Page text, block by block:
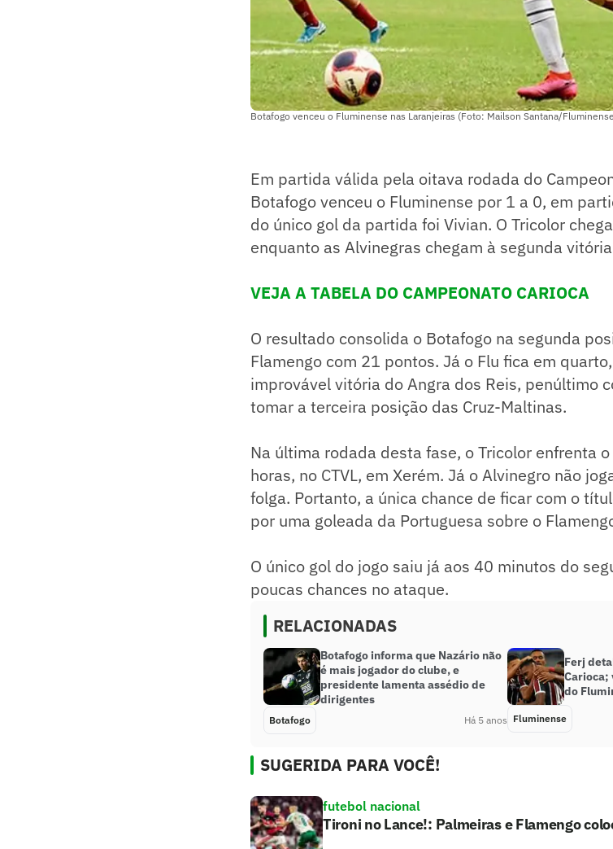
Botafogo venceu o Fluminense nas Laranjeiras (Foto: Mailson Santana/
Em partida válida pela oitava rodada do
Botafogo venceu o Fluminense por 1 a 0, em
do único gol da partida foi Vivian. O Tricolor
enquanto as Alvinegras chegam à segunda
VEJA A TABELA DO CAMPEONATO CARIOCA
O resultado consolida o Botafogo na segunda
Flamengo com 21 pontos. Já o Flu fica em
improvável vitória do Angra dos Reis, penúltimo
tomar a terceira posição das Cruz-Maltinas.
Na última rodada desta fase, o Tricolor enfrenta
horas, no CTVL, em Xerém. Já o Alvinegro não
folga. Portanto, a única chance de ficar com o
por uma goleada da Portuguesa sobre o
O único gol do jogo saiu já aos 40 minutos do
poucas chances no ataque.
RELACIONADAS
Botafogo informa que Nazário não
é mais jogador do clube, e
presidente lamenta assédio de
dirigentes
Botafogo Há 5 anos
Ferj
Carioca;
do
Fluminense
SUGERIDA PARA VOCÊ!
futebol nacional
Tironi no Lance!: Palmeiras e Flamengo